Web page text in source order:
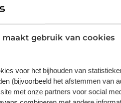
maakt gebruik van cookies
voor het bijhouden van
(bijvoorbeeld het afstemmen van
met onze partners voor social
bevestigingspunten voor
kunnen nemen.
cable routing, 135mm
protection, integrated fender
rack - RackTime SnapIt 2.0 and
compatible